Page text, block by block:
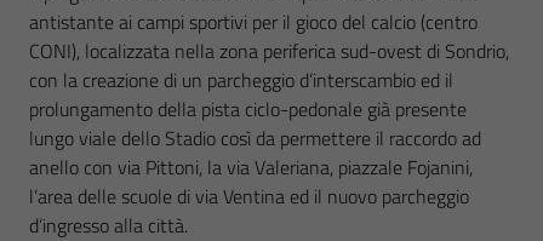
antistante ai campi sportivi per il gioco del calcio (centro
CONI), localizzata nella zona periferica sud-ovest di Sondrio,
con la creazione di un parcheggio d’interscambio ed il
prolungamento della pista ciclo-pedonale già presente
lungo viale dello Stadio così da permettere il raccordo ad
anello con via Pittoni, la via Valeriana, piazzale Fojanini,
l’area delle scuole di via Ventina ed il nuovo parcheggio
d’ingresso alla città.